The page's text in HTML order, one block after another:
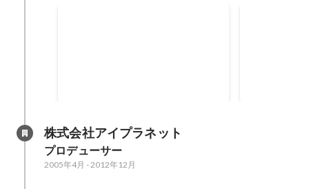
株式会社アイプラネット
プロデューサー
2005年4月 -2012年12月